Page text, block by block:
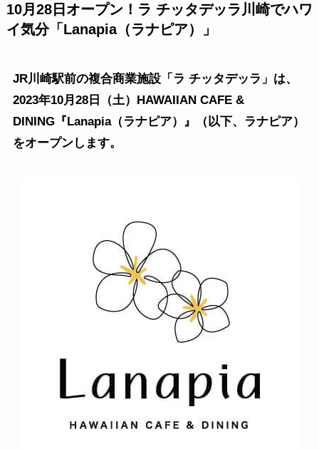
10月28日オープン！ラ チッタデッラ川崎でハワ
イ気分「Lanapia（ラナピア）」
JR川崎駅前の複合商業施設「ラ チッタデッラ」は、
2023年10月28日（土）HAWAIIAN CAFE &
DINING『Lanapia（ラナピア）』（以下、ラナピア）
をオープンします。